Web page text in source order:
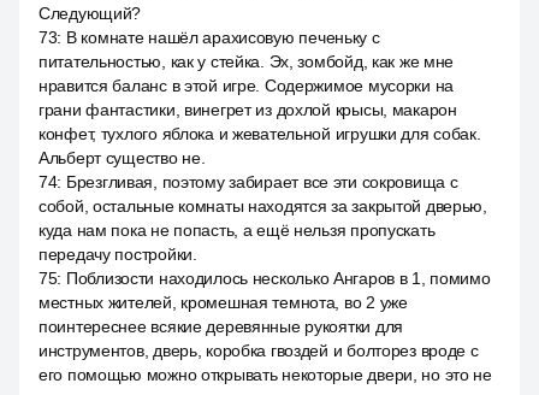
Следующий?
73: В комнате нашёл арахисовую печеньку с
питательностью, как у стейка. Эх, зомбойд, как же мне
нравится баланс в этой игре. Содержимое мусорки на
грани фантастики, винегрет из дохлой крысы, макарон
конфет, тухлого яблока и жевательной игрушки для собак.
Альберт существо не.
74: Брезгливая, поэтому забирает все эти сокровища с
собой, остальные комнаты находятся за закрытой дверью,
куда нам пока не попасть, а ещё нельзя пропускать
передачу постройки.
75: Поблизости находилось несколько Ангаров в 1, помимо
местных жителей, кромешная темнота, во 2 уже
поинтереснее всякие деревянные рукоятки для
инструментов, дверь, коробка гвоздей и болторез вроде с
его помощью можно открывать некоторые двери, но это не